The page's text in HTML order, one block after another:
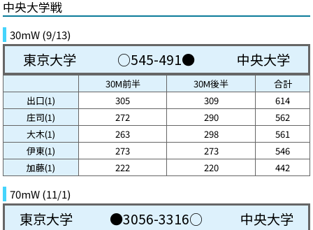
中央大学戦
30mW (9/13)
東京大学 ○545-491● 中央大学
30M前半 30M後半
合計
出口(1)
305 309
614
庄司(1)
272 290
562
大木(1)
263 298
561
伊東(1)
273 273
546
加藤(1)
222 220 442
70mW (11/1)
東京大学 ●3056-3316○ 中央大学